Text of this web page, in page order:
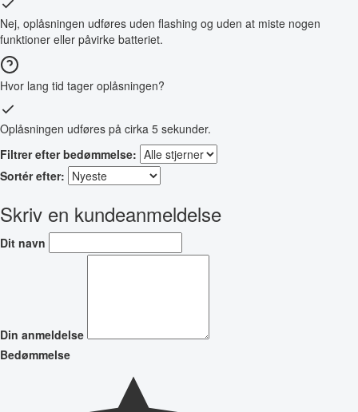
Nej, oplåsningen udføres uden flashing og uden at miste nogen
funktioner eller påvirke batteriet.
Hvor lang tid tager oplåsningen?
Oplåsningen udføres på cirka 5 sekunder.
Filtrer efter bedømmelse:
Sortér efter:
Skriv en kundeanmeldelse
Dit navn
Din anmeldelse
Bedømmelse